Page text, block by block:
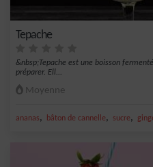
Tepache
&nbsp;Tepache est une boisson
préparer. Ell...
Moyenne
ananas, bâton de cannelle, sucre,